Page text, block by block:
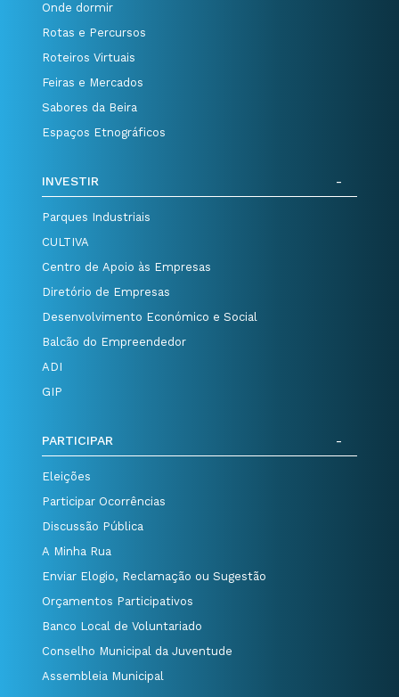
Onde dormir
Rotas e Percursos
Roteiros Virtuais
Feiras e Mercados
Sabores da Beira
Espaços Etnográficos
INVESTIR
Parques Industriais
CULTIVA
Centro de Apoio às Empresas
Diretório de Empresas
Desenvolvimento Económico e Social
Balcão do Empreendedor
ADI
GIP
PARTICIPAR
Eleições
Participar Ocorrências
Discussão Pública
A Minha Rua
Enviar Elogio, Reclamação ou Sugestão
Orçamentos Participativos
Banco Local de Voluntariado
Conselho Municipal da Juventude
Assembleia Municipal